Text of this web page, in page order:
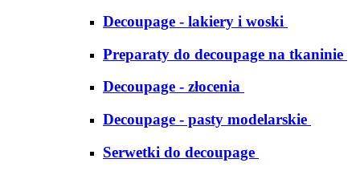
Decoupage - lakiery i woski
Preparaty do decoupage na tkaninie
Decoupage - złocenia
Decoupage - pasty modelarskie
Serwetki do decoupage